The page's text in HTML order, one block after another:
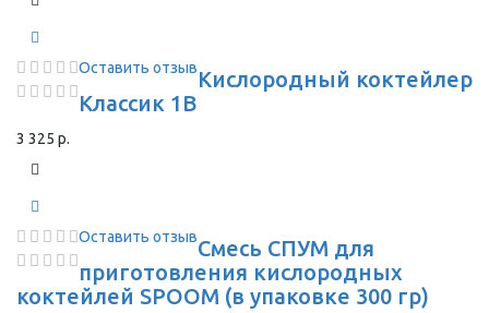
Оставить отзывКислородный коктейлер
Классик 1В
3 325 р.
Оставить отзывСмесь СПУМ для
приготовления кислородных
коктейлей SPOOM (в упаковке 300 гр)